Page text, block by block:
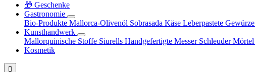
🎁 Geschenke
Gastronomie
Bio-Produkte Mallorca-Olivenöl Sobrasada Käse Leberpastete Gewürze
Kunsthandwerk
Mallorquinische Stoffe Siurells Handgefertigte Messer SchleuderMörtel
Kosmetik
